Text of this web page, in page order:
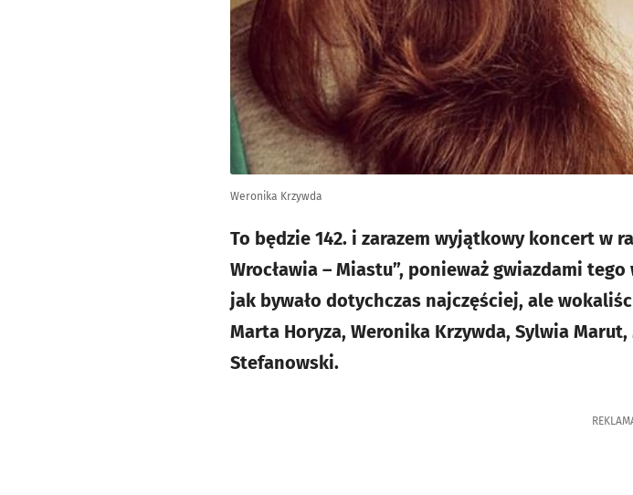
Weronika Krzywda
To będzie 142. i zarazem wyjątkowy koncert w
Wrocławia – Miastu”, ponieważ gwiazdami
jak bywało dotychczas najczęściej, ale
Marta Horyza, Weronika Krzywda, Sylwia
Stefanowski.